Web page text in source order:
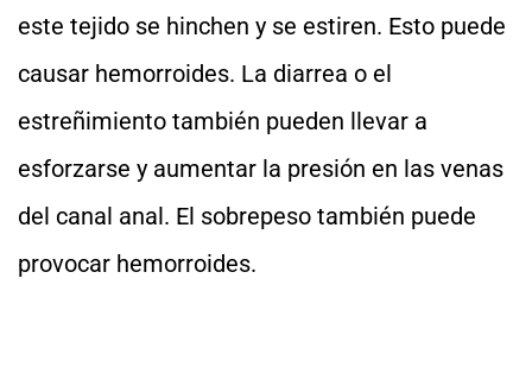
este tejido se hinchen y se estiren. Esto puede
causar hemorroides. La diarrea o el
estreñimiento también pueden llevar a
esforzarse y aumentar la presión en las venas
del canal anal. El sobrepeso también puede
provocar hemorroides.